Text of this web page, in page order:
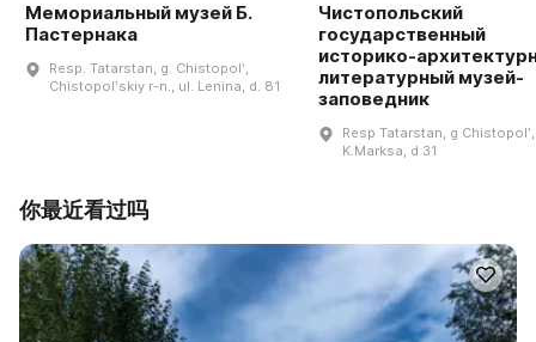
Мемориальный музей Б.
Пастернака
Resp. Tatarstan, g. Chistopolʹ,
Chistopolʹskiy r-n., ul. Lenina, d. 81
Чистопольский
государственный
историко-
литературный музей-
заповедник
Resp Tatarstan, g
K.Marksa, d 31
你最近看过吗